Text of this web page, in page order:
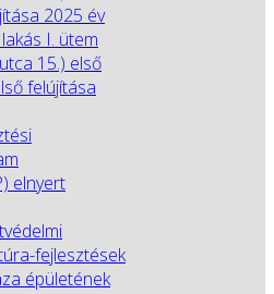
2025 év
I. ütem
15.) első
felújítása
elnyert
fejlesztések
épületének